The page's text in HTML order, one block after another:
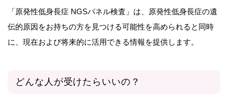
「原発性低身長症 NGSパネル検査」は、原発性低身長症の遺
伝的原因をお持ちの方を見つける可能性を高められると同時
に、現在および将来的に活用できる情報を提供します。
どんな人が受けたらいいの？